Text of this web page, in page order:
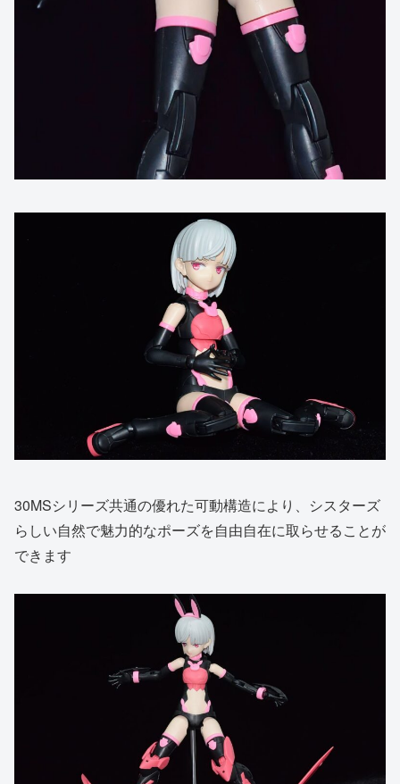
30MSシリーズ共通の優れた可動構造により、シスターズ
らしい自然で魅力的なポーズを自由自在に取らせることが
できます